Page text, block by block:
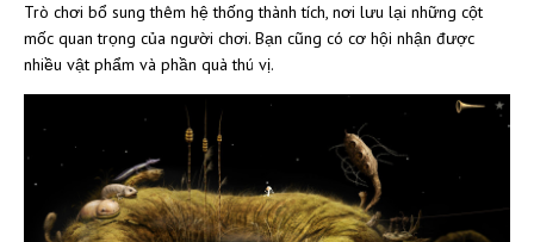
Trò chơi bổ sung thêm hệ thống thành tích, nơi lưu lại những cột
mốc quan trọng của người chơi. Bạn cũng có cơ hội nhận được
nhiều vật phẩm và phần quà thú vị.